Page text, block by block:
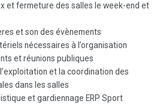
et fermeture des salles le week-end et
et son des évènements
nécessaires à l’organisation
et réunions publiques
et la coordination des
dans les salles
et gardiennage ERP Sport